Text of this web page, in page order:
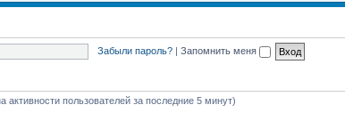
Забыли пароль? | Запомнить меня
активности пользователей за последние 5 минут)